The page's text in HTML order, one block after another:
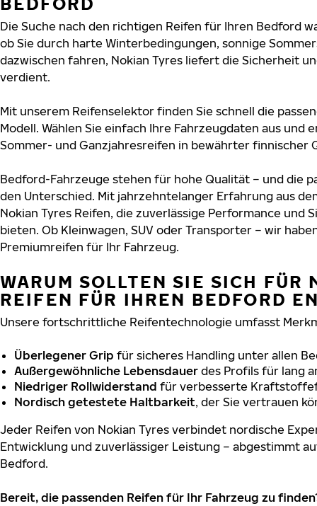
Die Suche nach den richtigen Reifen für Ihren Bedford
ob Sie durch harte Winterbedingungen, sonnige
dazwischen fahren, Nokian Tyres liefert die Sicherheit
verdient.
Mit unserem Reifenselektor finden Sie schnell die
Modell. Wählen Sie einfach Ihre Fahrzeugdaten aus und
Sommer- und Ganzjahresreifen in bewährter finnischer
Bedford-Fahrzeuge stehen für hohe Qualität – und die
den Unterschied. Mit jahrzehntelanger Erfahrung aus
Nokian Tyres Reifen, die zuverlässige Performance und
bieten. Ob Kleinwagen, SUV oder Transporter – wir
Premiumreifen für Ihr Fahrzeug.
WARUM SOLLTEN SIE SICH FÜR
REIFEN FÜR IHREN BEDFORD
Unsere fortschrittliche Reifentechnologie umfasst
Überlegener Grip für sicheres Handling unter allen
Außergewöhnliche Lebensdauer des Profils für lang
Niedriger Rollwiderstand für verbesserte
Nordisch getestete Haltbarkeit, der Sie vertrauen
Jeder Reifen von Nokian Tyres verbindet nordische
Entwicklung und zuverlässiger Leistung – abgestimmt
Bedford.
Bereit, die passenden Reifen für Ihr Fahrzeug zu